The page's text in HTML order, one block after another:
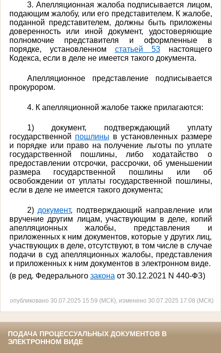
3. Апелляционная жалоба подписывается лицом,
подающим жалобу, или его представителем. К жалобе,
поданной представителем, должны быть приложены
доверенность или иной документ, удостоверяющие
полномочие представителя и оформленные в
порядке, установленном статьей 53настоящего
Кодекса, если в деле не имеется такого документа.
Апелляционное представление подписывается
прокурором.
4. К апелляционной жалобе также прилагаются:
1) документ, подтверждающий уплату
государственной пошлины в установленных размере
и порядке или право на получение льготы по уплате
государственной пошлины, либо ходатайство о
предоставлении отсрочки, рассрочки, об уменьшении
размера государственной пошлины или об
освобождении от уплаты государственной пошлины,
если в деле не имеется такого документа;
2)документ, подтверждающий направление или
вручение другим лицам, участвующим в деле, копий
апелляционных жалобы, представления и
приложенных к ним документов, которые у других лиц,
участвующих в деле, отсутствуют, в том числе в случае
подачи в суд апелляционных жалобы, представления
и приложенных к ним документов в электронном виде.
(в ред. Федерального законаот 30.12.2021 N 440-ФЗ)
опубликовано 30.07.2025 15:59 (МСК), изменено 30.07.2025 17:08 (МСК)
ПОДАЧА ПРОЦЕССУАЛЬНЫХ ДОКУМЕНТОВ В
ЭЛЕКТРОННОМ ВИДЕ